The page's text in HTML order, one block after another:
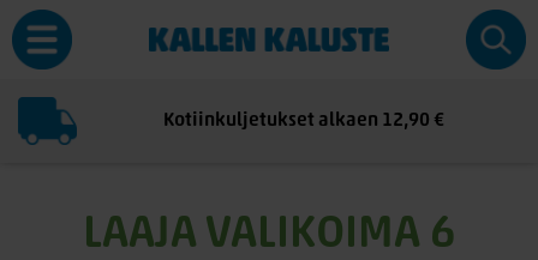
Kotiinkuljetukset alkaen 12,90 €
LAAJA VALIKOIMA 6